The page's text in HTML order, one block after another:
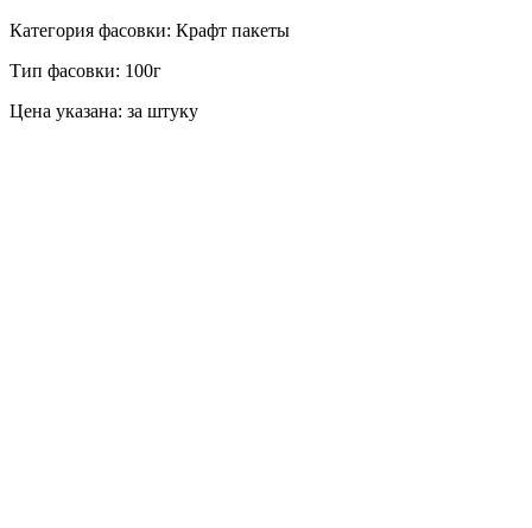
Категория фасовки: Крафт пакеты
Тип фасовки: 100г
Цена указана: за штуку